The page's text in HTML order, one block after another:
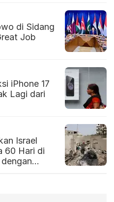
di Sidang
Job
iPhone 17
Lagi dari
Israel
60 Hari di